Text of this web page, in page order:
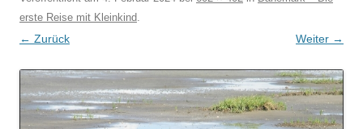
erste Reise mit Kleinkind.
← Zurück Weiter →